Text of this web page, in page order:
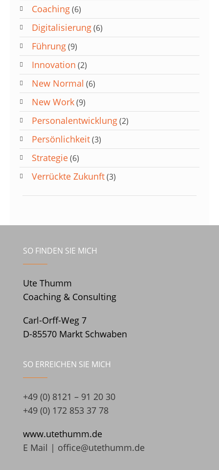
Coaching(6)
Digitalisierung(6)
Führung(9)
Innovation (2)
New Normal (6)
New Work(9)
Personalentwicklung(2)
Persönlichkeit(3)
Strategie(6)
Verrückte Zukunft(3)
SO FINDEN SIE MICH
Ute Thumm
Coaching & Consulting
Carl-Orff-Weg 7
D-85570 Markt Schwaben
SO ERREICHEN SIE MICH
+49 (0) 8121 – 91 20 30
+49 (0) 172 853 37 78
www.utethumm.de
E Mail | office@utethumm.de